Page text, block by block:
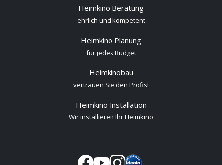
Heimkino Beratung
ehrlich und kompetent
Heimkino Planung
für jedes Budget
Heimkinobau
vertrauen Sie den Profis!
Heimkino Installation
Wir installieren Ihr Heimkino